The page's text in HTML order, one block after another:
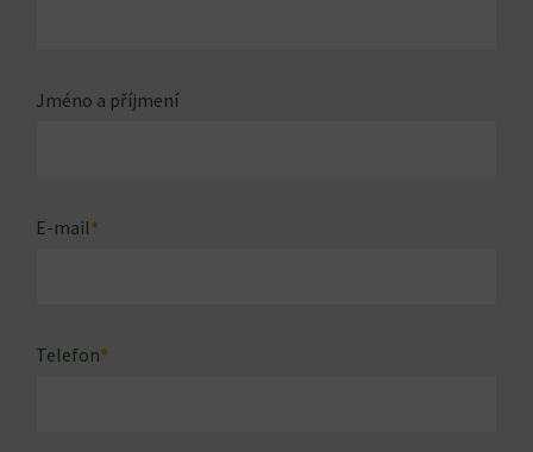
Jméno a příjmení
E-mail*
Telefon*